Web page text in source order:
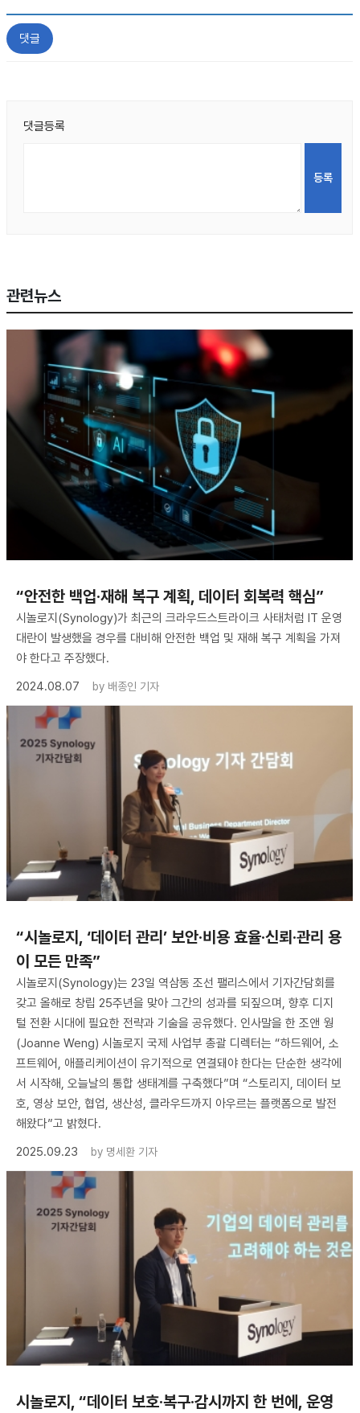
댓글
댓글등록
관련뉴스
“안전한 백업·재해 복구 계획, 데이터 회복력 핵심”
시놀로지(Synology)가 최근의 크라우드스트라이크 사태처럼 IT 운영
대란이 발생했을 경우를 대비해 안전한 백업 및 재해 복구 계획을 가져
야 한다고 주장했다.
2024.08.07
by 배종인 기자
“시놀로지, ‘데이터 관리’ 보안·비용 효율·신뢰·관리 용
이 모든 만족”
시놀로지(Synology)는 23일 역삼동 조선 팰리스에서 기자간담회를
갖고 올해로 창립 25주년을 맞아 그간의 성과를 되짚으며, 향후 디지
털 전환 시대에 필요한 전략과 기술을 공유했다. 인사말을 한 조앤 웡
(Joanne Weng) 시놀로지 국제 사업부 총괄 디렉터는 “하드웨어, 소
프트웨어, 애플리케이션이 유기적으로 연결돼야 한다는 단순한 생각에
서 시작해, 오늘날의 통합 생태계를 구축했다”며 “스토리지, 데이터 보
호, 영상 보안, 협업, 생산성, 클라우드까지 아우르는 플랫폼으로 발전
해왔다”고 밝혔다.
2025.09.23
by 명세환 기자
시놀로지, “데이터 보호·복구·감시까지 한 번에, 운영